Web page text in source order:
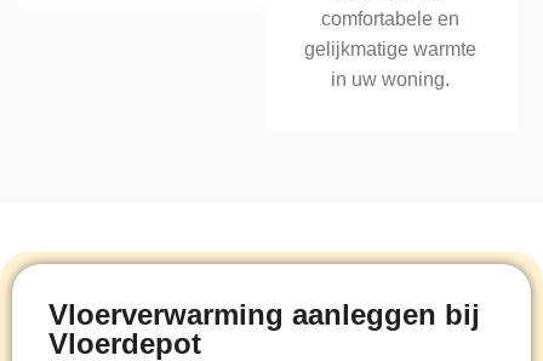
comfortabele en
gelijkmatige warmte
in uw woning.
Vloerverwarming aanleggen bij
Vloerdepot